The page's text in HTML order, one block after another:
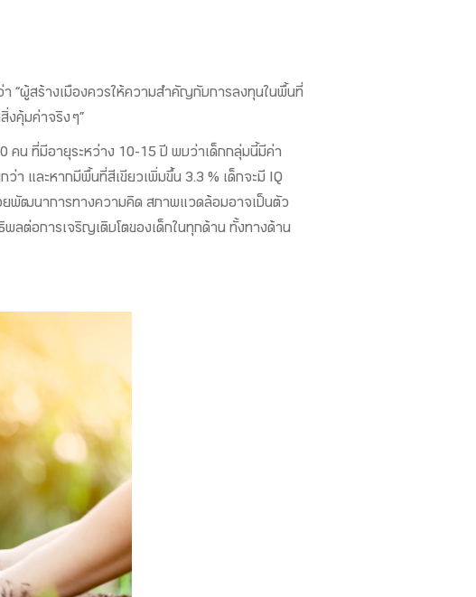
“ผู้สร้างเมืองควรให้ความสำคัญกับการลงทุนในพื้นที่
คุ้มค่าจริง ๆ”
คน ที่มีอายุระหว่าง 10-15 ปี พบว่าเด็กกลุ่มนี้มีค่า
า และหากมีพื้นที่สีเขียวเพิ่มขึ้น 3.3 % เด็กจะมี IQ
ยพัฒนาการทางความคิด สภาพแวดล้อมอาจเป็นตัว
ลต่อการเจริญเติบโตของเด็กในทุกด้าน ทั้งทางด้าน